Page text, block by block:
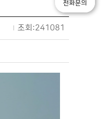
조회:241081
전화문의